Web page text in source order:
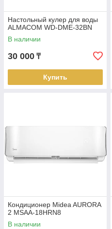
Настольный кулер для воды
ALMACOM WD-DME-32BN
В наличии
30 000 ₸
Купить
Кондиционер Midea AURORA
2 MSAA-18HRN8
В наличии